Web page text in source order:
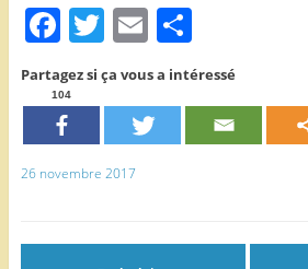
F
a
c
e
b
o
T
w
itt
er
E
m
ai
l
P
ar
ta
Partagez si ça vous a intéressé
104
26 novembre 2017